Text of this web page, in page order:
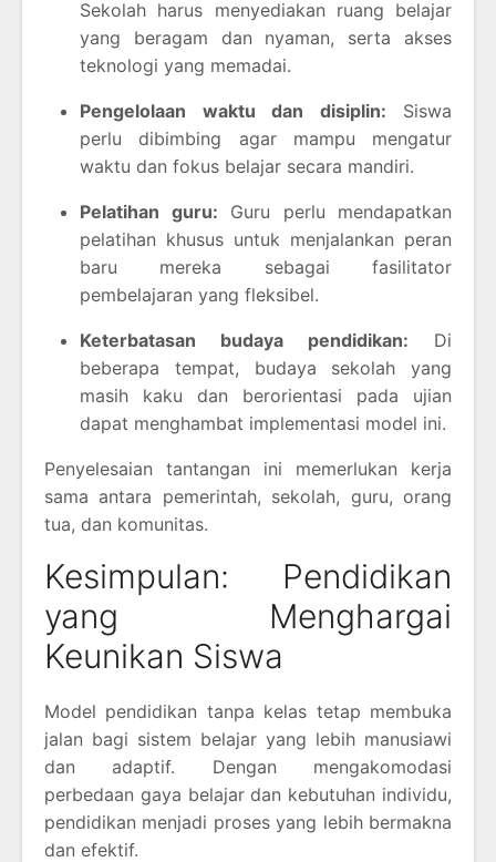
Sekolah harus menyediakan ruang belajar
yang beragam dan nyaman, serta akses
teknologi yang memadai.
Pengelolaan waktu dan disiplin: Siswa
perlu dibimbing agar mampu mengatur
waktu dan fokus belajar secara mandiri.
Pelatihan guru: Guru perlu mendapatkan
pelatihan khusus untuk menjalankan peran
baru mereka sebagai fasilitator
pembelajaran yang fleksibel.
Keterbatasan budaya pendidikan: Di
beberapa tempat, budaya sekolah yang
masih kaku dan berorientasi pada ujian
dapat menghambat implementasi model ini.
Penyelesaian tantangan ini memerlukan kerja
sama antara pemerintah, sekolah, guru, orang
tua, dan komunitas.
Kesimpulan: Pendidikan
yang Menghargai
Keunikan Siswa
Model pendidikan tanpa kelas tetap membuka
jalan bagi sistem belajar yang lebih manusiawi
dan adaptif. Dengan mengakomodasi
perbedaan gaya belajar dan kebutuhan individu,
pendidikan menjadi proses yang lebih bermakna
dan efektif.